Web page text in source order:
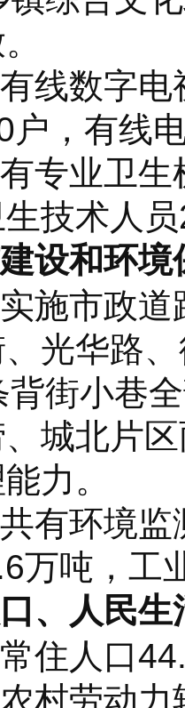
线数字
户，有线
专业卫
技术人
设和环境
施市政
光华路
街小巷
城北片
力。
有环境
万吨，工
、人民生
住人口
村劳动